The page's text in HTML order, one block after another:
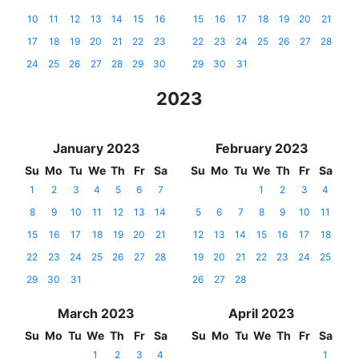
10
11 12 13 14 15
16
17
18 19 20 21 22
23
24
25 26 27 28 29 30
15
16 17 18 19 20
21
22
23 24 25 26 27
28
29
30 31
2023
January 2023
Su Mo Tu We Th Fr Sa
1 2 3 4 5 6
7
8
9 10 11 12 13
14
15
16 17 18 19 20
21
22
23 24 25 26 27
28
29
30 31
February 2023
Su Mo Tu We Th Fr Sa
1 2 3
4
5
6 7 8 9 10
11
12
13 14 15 16 17
18
19
20 21 22 23 24
25
26
27 28
March 2023
Su Mo Tu We Th Fr Sa
1 2 3 4
April 2023
Su Mo Tu We Th Fr Sa
1